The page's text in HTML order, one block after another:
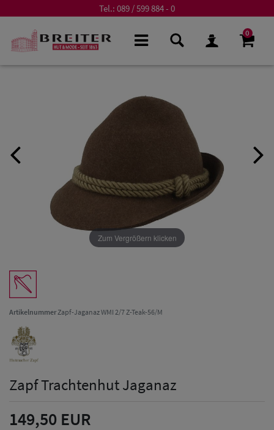
Tel.: 089 / 599 884 - 0
0
Zum Vergrößern klicken
ArtikelnummerZapf-Jaganaz WMI 2/7 Z-Teak-56/M
Zapf Trachtenhut Jaganaz
149,50 EUR